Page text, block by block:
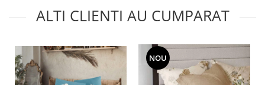
ALTI CLIENTI AU CUMPARAT
NOU